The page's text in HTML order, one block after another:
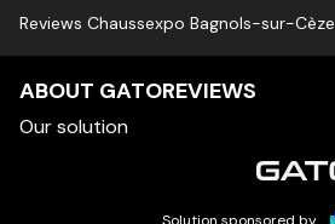
Reviews Chaussexpo Bagnols-sur-Cèze
ABOUT GATOREVIEWS
Our solution
Solution sponsored by